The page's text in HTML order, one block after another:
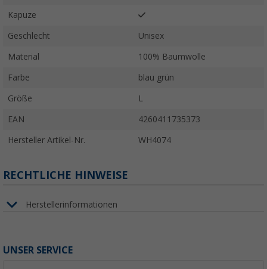
Kapuze
Geschlecht Unisex
Material 100% Baumwolle
Farbe blau grün
Größe L
EAN 4260411735373
Hersteller Artikel-Nr. WH4074
RECHTLICHE HINWEISE
Herstellerinformationen
UNSER SERVICE